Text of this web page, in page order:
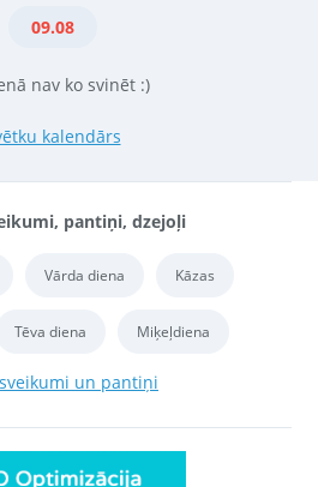
09.08
nav ko svinēt :)
kalendārs
pantiņi, dzejoļi
Vārda diena Kāzas
Tēva diena Miķeļdiena
un pantiņi